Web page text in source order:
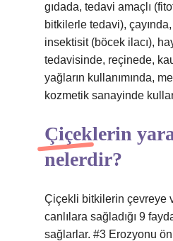
gıdada, tedavi amaçlı
bitkilerle tedavi),
insektisit (böcek ilacı),
tedavisinde, reçinede,
yağların kullanımında,
kozmetik sanayinde
Çiçeklerin
nelerdir?
Çiçekli bitkilerin çevreye
canlılara sağladığı 9
sağlarlar. #3 Erozyonu